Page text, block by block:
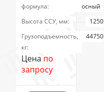
формула:
осный
Высота ССУ, мм:
1250
Грузоподъемность,
кг:
44750
Цена по
запросу